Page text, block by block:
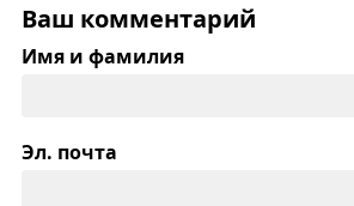
Ваш комментарий
Имя и фамилия
Эл. почта